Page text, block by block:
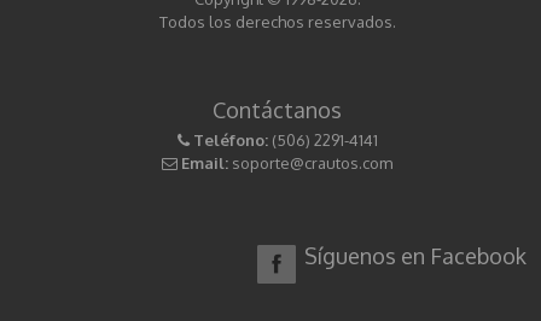
Todos los derechos reservados.
Contáctanos
Teléfono: (506) 2291-4141
Email: soporte@crautos.com
Síguenos en Facebook